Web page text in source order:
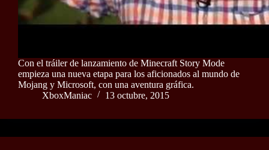
Con el tráiler de lanzamiento de Minecraft Story Mode
empieza una nueva etapa para los aficionados al mundo de
Mojang y Microsoft, con una aventura gráfica.
XboxManiac
13 octubre, 2015